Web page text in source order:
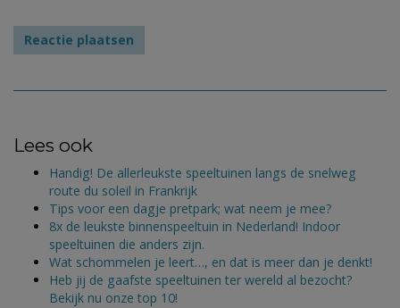
Lees ook
Handig! De allerleukste speeltuinen langs de snelweg
route du soleil in Frankrijk
Tips voor een dagje pretpark; wat neem je mee?
8x de leukste binnenspeeltuin in Nederland! Indoor
speeltuinen die anders zijn.
Wat schommelen je leert…, en dat is meer dan je denkt!
Heb jij de gaafste speeltuinen ter wereld al bezocht?
Bekijk nu onze top 10!